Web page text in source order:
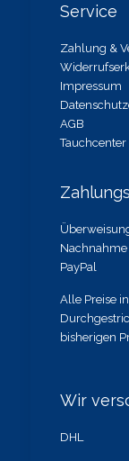
Service
Zahlung &
Impressum
AGB
Tauchcenter
Nachnahme
PayPal
Alle Preise
bisherigen
Wir
DHL